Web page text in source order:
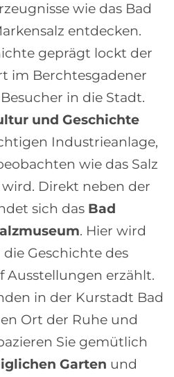
wie das Bad
entdecken.
geprägt lockt der
im Berchtesgadener
in die Stadt.
und Geschichte
Industrieanlage,
wie das Salz
Direkt neben der
sich das Bad
. Hier wird
Geschichte des
Ausstellungen erzählt.
in der Kurstadt Bad
Ort der Ruhe und
Sie gemütlich
Garten und